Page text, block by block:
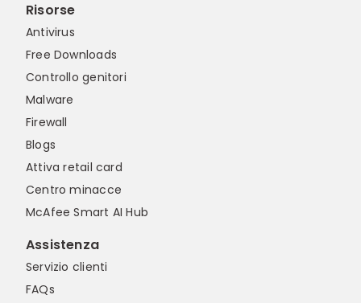
Risorse
Antivirus
Free Downloads
Controllo genitori
Malware
Firewall
Blogs
Attiva retail card
Centro minacce
McAfee Smart AI Hub
Assistenza
Servizio clienti
FAQs